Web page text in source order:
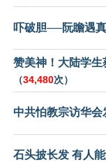
吓破胆──阮瞻遇
赞美神！大陆学
（34,480次）
中共怕教宗访华会
石头披长发 有人